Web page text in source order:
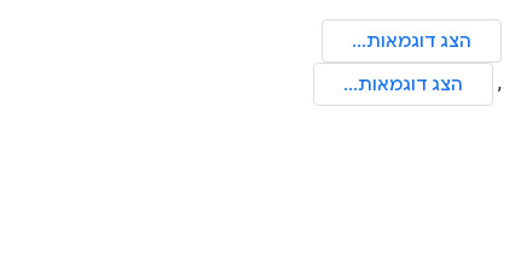
הצג דוגמאות...
, הצג דוגמאות...